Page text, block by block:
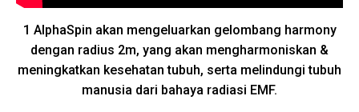
1 AlphaSpin akan mengeluarkan gelombang harmony
dengan radius 2m, yang akan mengharmoniskan &
meningkatkan kesehatan tubuh, serta melindungi tubuh
manusia dari bahaya radiasi EMF.